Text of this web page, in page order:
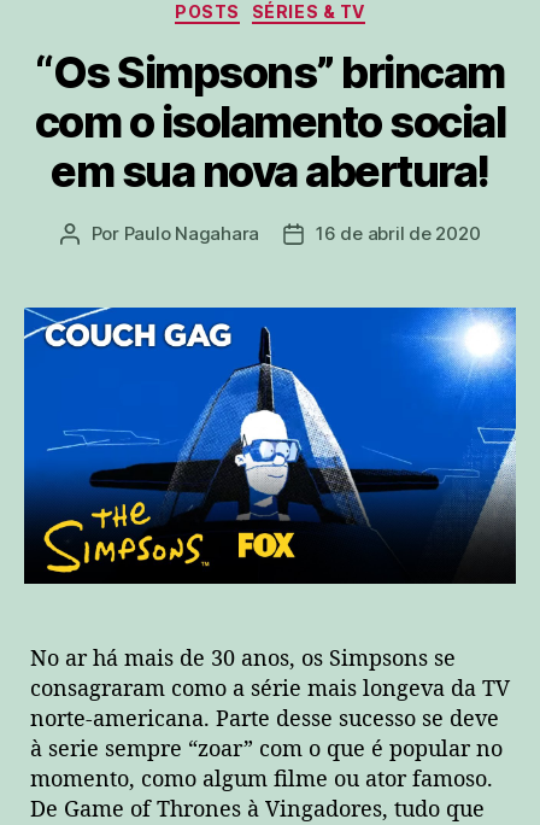
Categorias
POSTS SÉRIES & TV
“Os Simpsons” brincam
com o isolamento social
em sua nova abertura!
Autor
Por Paulo Nagahara
Data16 de abril de 2020
No ar há mais de 30 anos, os Simpsons se
consagraram como a série mais longeva da TV
norte-americana. Parte desse sucesso se deve
à serie sempre “zoar” com o que é popular no
momento, como algum filme ou ator famoso.
De Game of Thrones à Vingadores, tudo que